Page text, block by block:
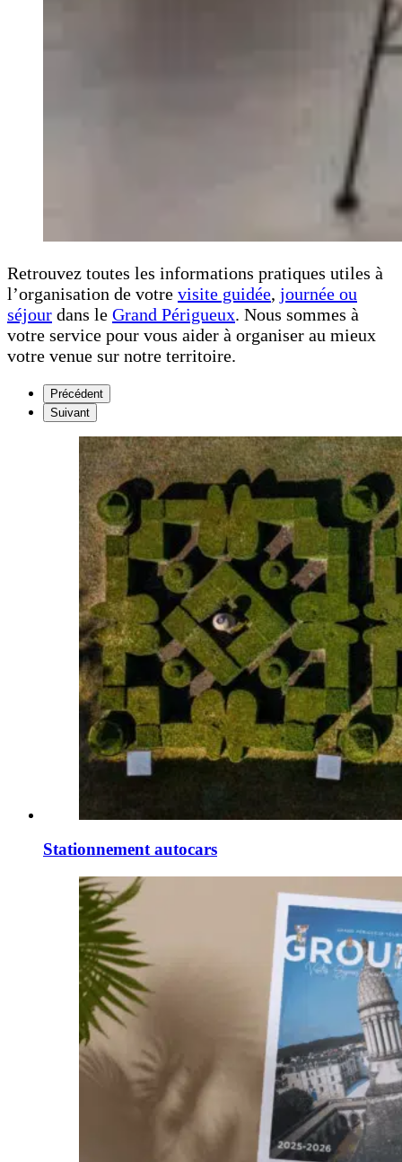
Retrouvez toutes les informations pratiques utiles à
l’organisation de votre visite guidée, journée ou
séjour dans le Grand Périgueux. Nous sommes à
votre service pour vous aider à organiser au mieux
votre venue sur notre territoire.
Précédent
Suivant
Stationnement autocars